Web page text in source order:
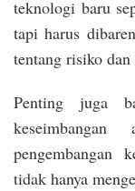
teknologi baru
tapi harus
tentang risiko dan
Penting juga
pengembangan
tidak hanya